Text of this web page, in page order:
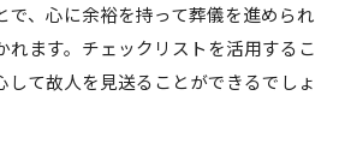
で、心に余裕を持って葬儀を進められ
れます。チェックリストを活用するこ
して故人を見送ることができるでしょ